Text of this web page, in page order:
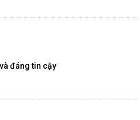
đáng tin cậy